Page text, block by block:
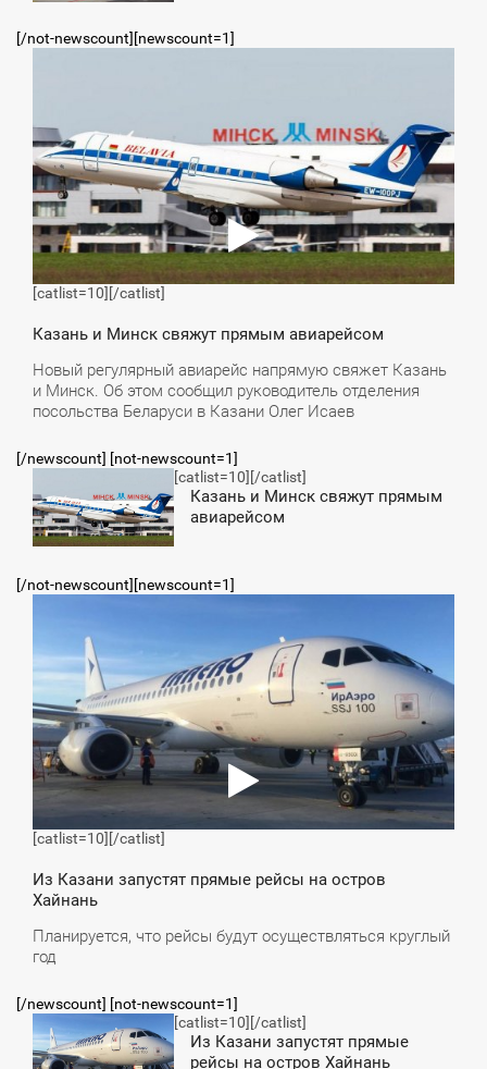
[/not-newscount][newscount=1]
[catlist=10][/catlist]
Казань и Минск свяжут прямым авиарейсом
Новый регулярный авиарейс напрямую свяжет Казань
и Минск. Об этом сообщил руководитель отделения
посольства Беларуси в Казани Олег Исаев
[/newscount] [not-newscount=1]
[catlist=10][/catlist]
Казань и Минск свяжут прямым
авиарейсом
[/not-newscount][newscount=1]
[catlist=10] [/catlist]
Из Казани запустят прямые рейсы на остров
Хайнань
Планируется, что рейсы будут осуществляться круглый
год
[/newscount] [not-newscount=1]
[catlist=10] [/catlist]
Из Казани запустят прямые
рейсы на остров Хайнань